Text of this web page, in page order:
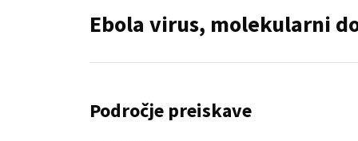
Ebola virus, molekularni
Področje preiskave